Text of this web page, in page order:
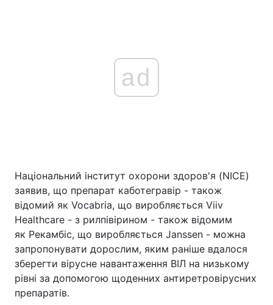
ad
Національний інститут охорони здоров'я (NICE)
заявив, що препарат каботегравір - також
відомий як Vocabria, що виробляється Viiv
Healthcare - з рилпівірином - також відомим
як Рекамбіс, що виробляється Janssen - можна
запропонувати дорослим, яким раніше вдалося
зберегти вірусне навантаження ВІЛ на низькому
рівні за допомогою щоденних антиретровірусних
препаратів.